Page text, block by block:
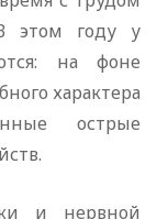
этом году у
на фоне
характера
острые
и нервной